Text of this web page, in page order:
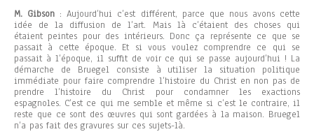
M. Gibson : Aujourd’hui c’est différent, parce que nous avons cette
idée de la diffusion de l’art. Mais là c’étaient des choses qui
étaient peintes pour des intérieurs. Donc ça représente ce que se
passait à cette époque. Et si vous voulez comprendre ce qui se
passait à l’époque, il suffit de voir ce qui se passe aujourd’hui ! La
démarche de Bruegel consiste à utiliser la situation politique
immédiate pour faire comprendre l’histoire du Christ en non pas de
prendre l’histoire du Christ pour condamner les exactions
espagnoles. C’est ce qui me semble et même si c’est le contraire, il
reste que ce sont des œuvres qui sont gardées à la maison. Bruegel
n’a pas fait des gravures sur ces sujets-là.